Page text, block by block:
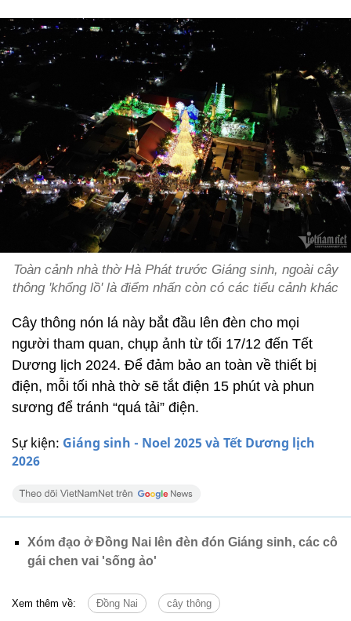
Sự kiện: Giáng sinh - Noel 2025 và Tết Dương lịch
2026
Toàn cảnh nhà thờ Hà Phát trước Giáng sinh, ngoài cây
thông 'khổng lồ' là điểm nhấn còn có các tiểu cảnh khác
Cây thông nón lá này bắt đầu lên đèn cho mọi
người tham quan, chụp ảnh từ tối 17/12 đến Tết
Dương lịch 2024. Để đảm bảo an toàn về thiết bị
điện, mỗi tối nhà thờ sẽ tắt điện 15 phút và phun
sương để tránh “quá tải” điện.
Xóm đạo ở Đồng Nai lên đèn đón Giáng sinh, các cô
gái chen vai 'sống ảo'
Xem thêm về: Đồng Nai cây thông